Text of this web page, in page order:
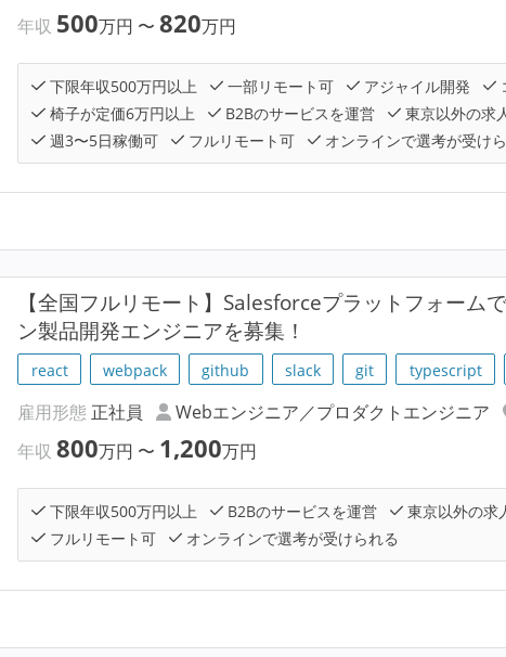
年収 500万円 〜820万円
下限年収500万円以上 一部リモート可 アジャイル開発
椅子が定価6万円以上
B2Bのサービスを運営 東京以外の求
週3〜5日稼働可
フルリモート可 オンラインで選考が受け
【全国フルリモート】Salesforceプラットフォーム
ン製品開発エンジニアを募集！
react webpack github slack git typescript
雇用形態 正社員 Webエンジニア／プロダクトエンジニア
年収800万円 〜 1,200万円
下限年収500万円以上 B2Bのサービスを運営 東京以外の求
フルリモート可
オンラインで選考が受けられる